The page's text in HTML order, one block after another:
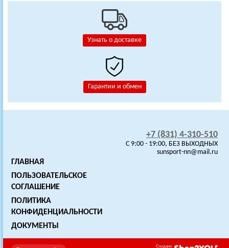
Узнать о доставке
Гарантии и обмен
+7 (831) 4-310-510
C 9:00 - 19:00, БЕЗ ВЫХОДНЫХ
sunsport-nn@mail.ru
ГЛАВНАЯ
ПОЛЬЗОВАТЕЛЬСКОЕ
СОГЛАШЕНИЕ
ПОЛИТИКА
КОНФИДЕНЦИАЛЬНОСТИ
ДОКУМЕНТЫ
Создано